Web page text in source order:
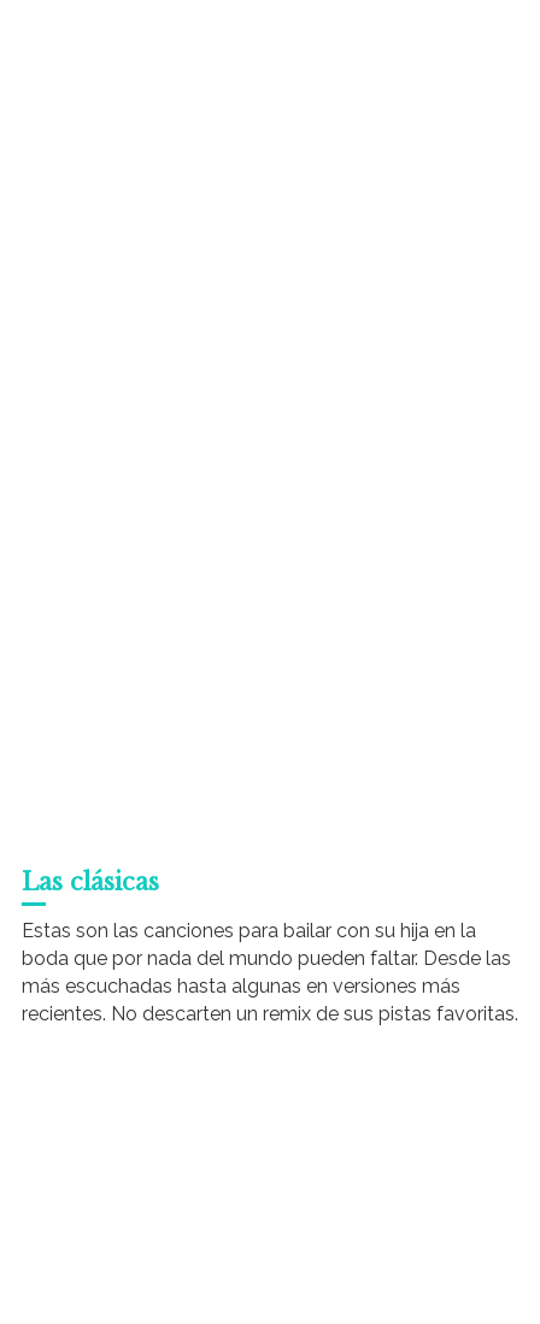
Las clásicas
Estas son las canciones para bailar con su hija en la
boda que por nada del mundo pueden faltar. Desde las
más escuchadas hasta algunas en versiones más
recientes. No descarten un remix de sus pistas favoritas.